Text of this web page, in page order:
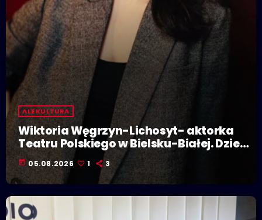
ALE KULTURA
Wiktoria Węgrzyn-Lichosyt- aktorka
Teatru Polskiego w Bielsku-Białej. Dzieje
się w Polskiej Stolicy Kultury!
today 05.08.2026 1 3